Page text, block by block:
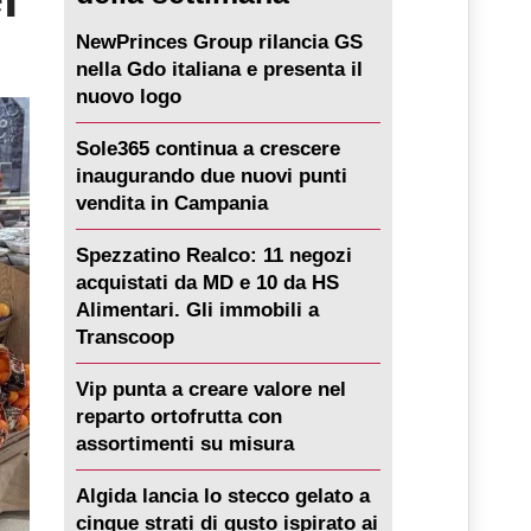
NewPrinces Group rilancia GS
nella Gdo italiana e presenta il
nuovo logo
Sole365 continua a crescere
inaugurando due nuovi punti
vendita in Campania
Spezzatino Realco: 11 negozi
acquistati da MD e 10 da HS
Alimentari. Gli immobili a
Transcoop
Vip punta a creare valore nel
reparto ortofrutta con
assortimenti su misura
Algida lancia lo stecco gelato a
cinque strati di gusto ispirato ai